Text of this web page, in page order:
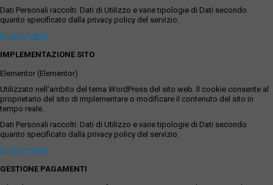
Dati Personali raccolti: Dati di Utilizzo e varie tipologie di Dati secondo
quanto specificato dalla privacy policy del servizio.
Privacy Policy
IMPLEMENTAZIONE SITO
Elementor (Elementor)
Utilizzato nell'ambito del tema WordPress del sito web. Il cookie consente al
proprietario del sito di implementare o modificare il contenuto del sito in
tempo reale.
Dati Personali raccolti: Dati di Utilizzo e varie tipologie di Dati secondo
quanto specificato dalla privacy policy del servizio.
Privacy Policy
GESTIONE PAGAMENTI